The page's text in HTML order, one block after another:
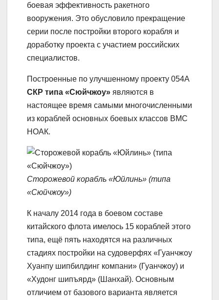
боевая эффективность ракетного
вооружения. Это обусловило прекращение
серии после постройки второго корабля и
доработку проекта с участием российских
специалистов.
Построенные по улучшенному проекту 054А
СКР типа «Сюйчжоу» являются в
настоящее время самыми многочисленными
из кораблей основных боевых классов ВМС
НОАК.
Сторожевой корабль «Юйлинь» (типа
«Сюйчжоу»)
К началу 2014 года в боевом составе
китайского флота имелось 15 кораблей этого
типа, ещё пять находятся на различных
стадиях постройки на судоверфях «Гуанчжоу
Хуанпу шипбилдинг компани» (Гуанчжоу) и
«Худонг шипъярд» (Шанхай). Основным
отличием от базового варианта является